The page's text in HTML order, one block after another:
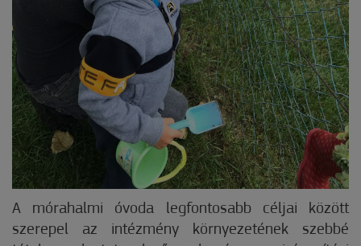
A mórahalmi óvoda legfontosabb céljai között
szerepel az intézmény környezetének szebbé